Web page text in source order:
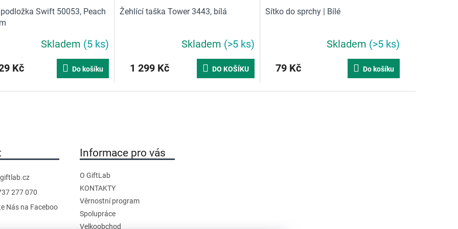
Swift 50053, Peach
Skladem (5 ks)
Kč
Do košíku
Žehlící taška Tower 3443, bílá
Skladem (>5 ks)
1 299 Kč
DO KOŠÍKU
Sítko do sprchy | Bílé
Skladem (>5 ks)
79 Kč
Do košíku
giftlab.cz
277 070
Nás na Faceboo
Informace pro vás
O GiftLab
KONTAKTY
Věrnostní program
Spolupráce
Velkoobchod